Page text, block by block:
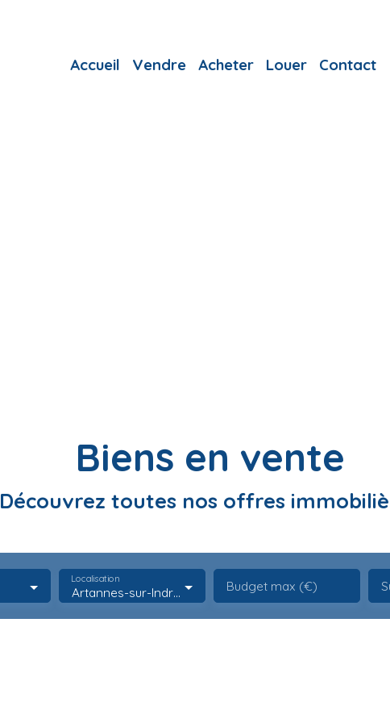
Accueil Vendre Acheter Louer Contact
Biens en vente
Découvrez toutes nos offres
Artannes-sur-Indre (37260)
Localisation Budget max (€)